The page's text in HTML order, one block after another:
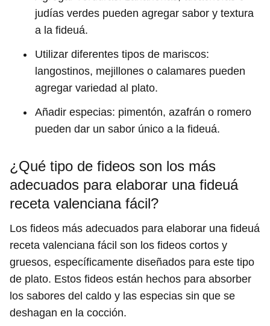
judías verdes pueden agregar sabor y textura
a la fideuá.
Utilizar diferentes tipos de mariscos:
langostinos, mejillones o calamares pueden
agregar variedad al plato.
Añadir especias: pimentón, azafrán o romero
pueden dar un sabor único a la fideuá.
¿Qué tipo de fideos son los más
adecuados para elaborar una fideuá
receta valenciana fácil?
Los fideos más adecuados para elaborar una fideuá
receta valenciana fácil son los fideos cortos y
gruesos, específicamente diseñados para este tipo
de plato. Estos fideos están hechos para absorber
los sabores del caldo y las especias sin que se
deshagan en la cocción.